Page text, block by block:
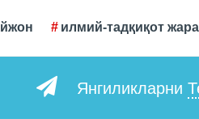
илмий-тадқиқот
Янгиликларни